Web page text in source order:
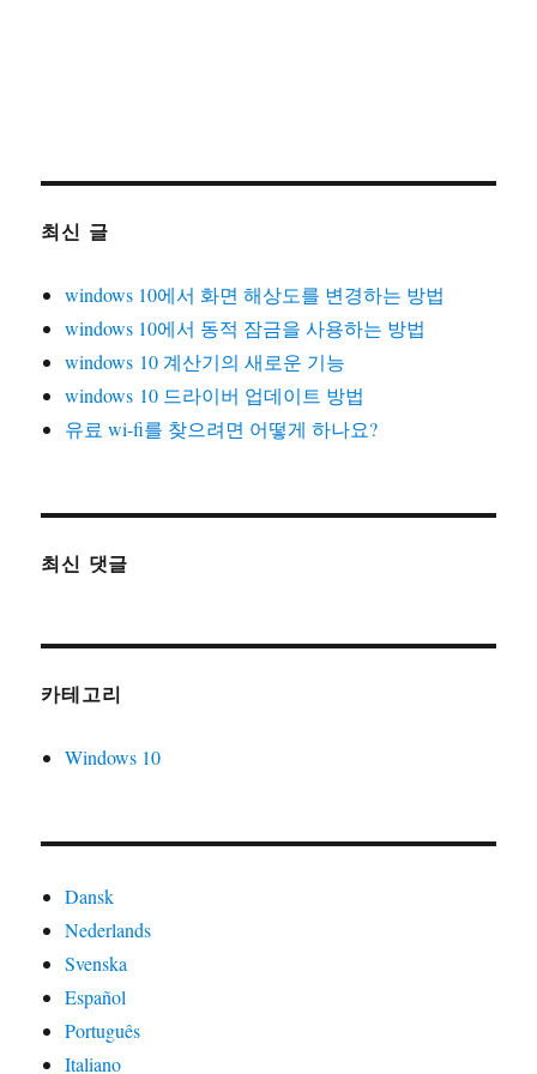
최신 글
windows 10에서 화면 해상도를 변경하는 방법
windows 10에서 동적 잠금을 사용하는 방법
windows 10 계산기의 새로운 기능
windows 10 드라이버 업데이트 방법
유료 wi-fi를 찾으려면 어떻게 하나요?
최신 댓글
카테고리
Windows 10
Dansk
Nederlands
Svenska
Español
Português
Italiano